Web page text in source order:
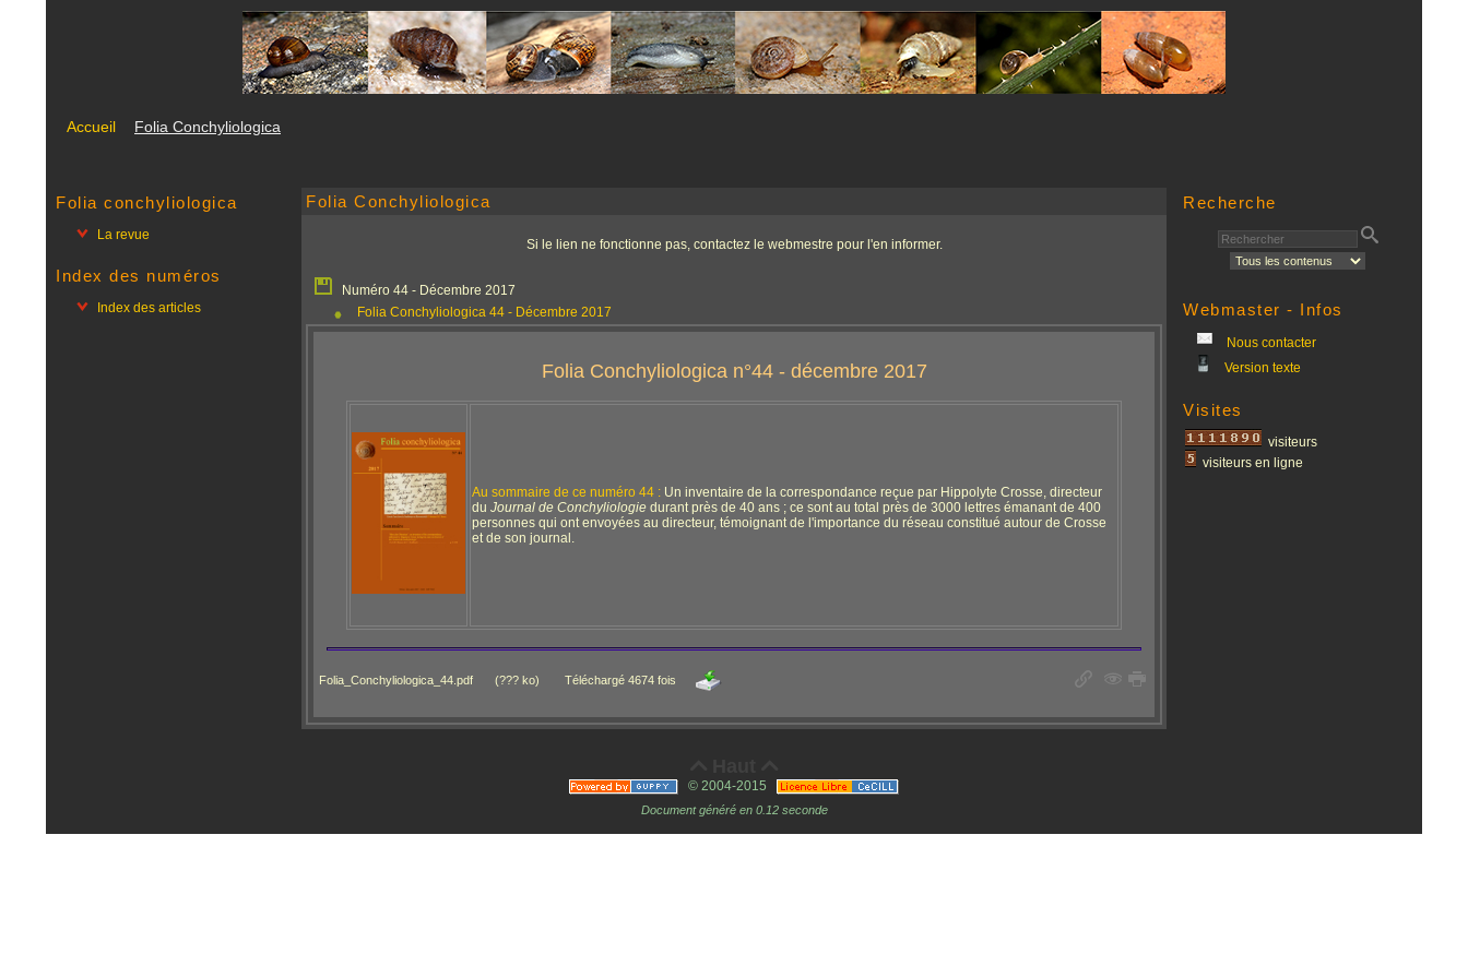
Accueil Folia Conchyliologica
Folia conchyliologica
La revue
Index des numéros
Index des articles
Folia Conchyliologica
Si le lien ne fonctionne pas, contactez le webmestre pour l'en informer.
Numéro 44 - Décembre 2017
Folia Conchyliologica 44 - Décembre 2017
Folia Conchyliologica n°44 - décembre 2017
Au sommaire de ce numéro 44 : Un inventaire de la correspondance reçue par Hippolyte Crosse, directeur
du Journal de Conchyliologie durant près de 40 ans ; ce sont au total près de 3000 lettres émanant de 400
personnes qui ont envoyées au directeur, témoignant de l'importance du réseau constitué autour de Crosse
et de son journal.
Folia_Conchyliologica_44.pdf (??? ko) Téléchargé 4674 fois
Recherche
Webmaster - Infos
Nous contacter
Version texte
Visites
visiteurs
visiteurs en ligne
© 2004-2015
Document généré en 0.12 seconde